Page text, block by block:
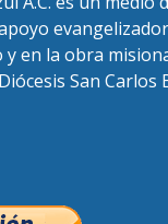
en la obra
San Carlos